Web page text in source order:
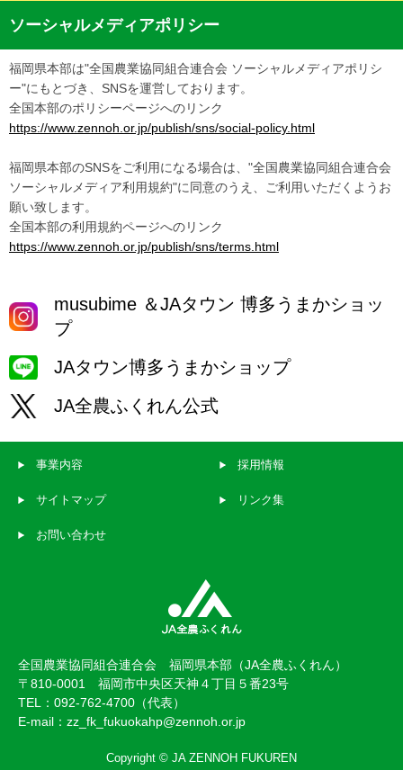
ソーシャルメディアポリシー
福岡県本部は"全国農業協同組合連合会 ソーシャルメディアポリシ
ー"にもとづき、SNSを運営しております。
全国本部のポリシーページへのリンク
https://www.zennoh.or.jp/publish/sns/social-policy.html
福岡県本部のSNSをご利用になる場合は、"全国農業協同組合連合会
ソーシャルメディア利用規約"に同意のうえ、ご利用いただくようお
願い致します。
全国本部の利用規約ページへのリンク
https://www.zennoh.or.jp/publish/sns/terms.html
musubime ＆JAタウン 博多うまかショッ
プ
JAタウン博多うまかショップ
JA全農ふくれん公式
事業内容 採用情報
サイトマップ リンク集
お問い合わせ
全国農業協同組合連合会 福岡県本部（JA全農ふくれん）
〒810-0001 福岡市中央区天神４丁目５番23号
TEL：092-762-4700（代表）
E-mail：zz_fk_fukuokahp@zennoh.or.jp
Copyright © JA ZENNOH FUKUREN